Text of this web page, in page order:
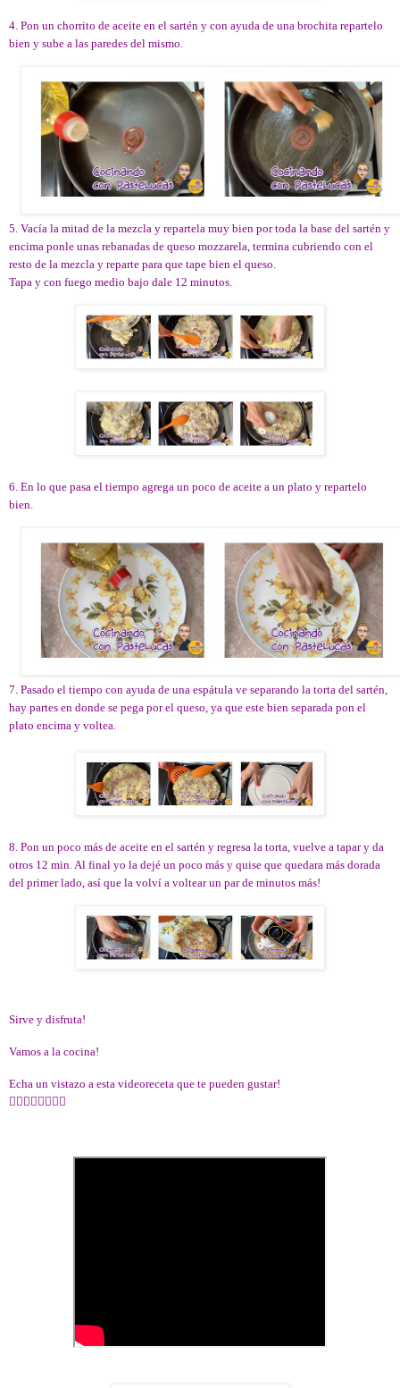
4. Pon un chorrito de aceite en el sartén y con ayuda de una brochita repartelo
bien y sube a las paredes del mismo.
5. Vacía la mitad de la mezcla y repartela muy bien por toda la base del sartén y
encima ponle unas rebanadas de queso mozzarela, termina cubriendo con el
resto de la mezcla y reparte para que tape bien el queso.
Tapa y con fuego medio bajo dale 12 minutos.
6. En lo que pasa el tiempo agrega un poco de aceite a un plato y repartelo
bien.
7. Pasado el tiempo con ayuda de una espátula ve separando la torta del sartén,
hay partes en donde se pega por el queso, ya que este bien separada pon el
plato encima y voltea.
8. Pon un poco más de aceite en el sartén y regresa la torta, vuelve a tapar y da
otros 12 min. Al final yo la dejé un poco más y quise que quedara más dorada
del primer lado, así que la volví a voltear un par de minutos más!
Sirve y disfruta!
Vamos a la cocina!
Echa un vistazo a esta videoreceta que te pueden gustar!
👇🏻👇🏻👇🏻👇🏻